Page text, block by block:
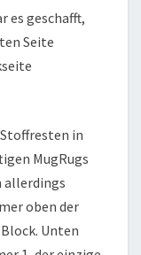
es geschafft,
Seite
in
MugRugs
allerdings
oben der
Unten